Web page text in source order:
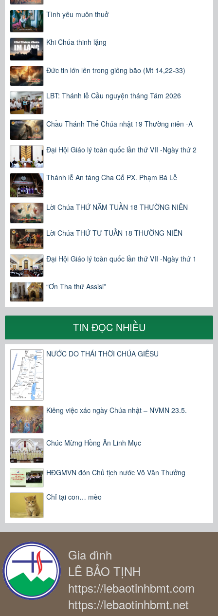
Tình yêu muôn thuở
Khi Chúa thinh lặng
Đức tin lớn lên trong giông bão (Mt 14,22-33)
LBT: Thánh lễ Cầu nguyện tháng Tám 2026
Chầu Thánh Thể Chúa nhật 19 Thường niên -A
Đại Hội Giáo lý toàn quốc lần thứ VII -Ngày thứ 2
Thánh lễ An táng Cha Cố PX. Phạm Bá Lễ
Lời Chúa THỨ NĂM TUẦN 18 THƯỜNG NIÊN
Lời Chúa THỨ TƯ TUẦN 18 THƯỜNG NIÊN
Đại Hội Giáo lý toàn quốc lần thứ VII -Ngày thứ 1
“Ơn Tha thứ Assisi”
TIN ĐỌC NHIỀU
NƯỚC DO THÁI THỜI CHÚA GIÊSU
Kiêng việc xác ngày Chúa nhật – NVMN 23.5.
Chúc Mừng Hồng Ân Linh Mục
HĐGMVN đón Chủ tịch nước Võ Văn Thưởng
Chỉ tại con… mèo
Gia đình
LÊ BẢO TỊNH
https://lebaotinhbmt.com
https://lebaotinhbmt.net